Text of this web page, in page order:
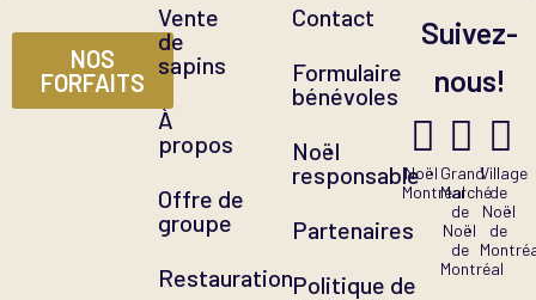
NOS
FORFAITS
Vente
de
sapins
À
propos
Offre de
groupe
Restauration
Contact
Formulaire
bénévoles
Noël
responsable
Partenaires
Politique de
Suivez-
nous!
Noël
Montréal
Grand
Marché
de
Noël
de
Montréal
Village
de
Noël
de